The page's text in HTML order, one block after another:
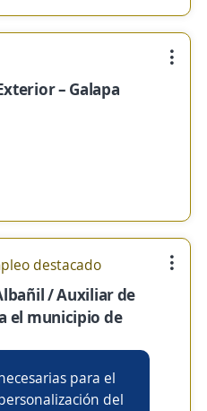
para el
del
– Galapa
destacado
/ Auxiliar de
el municipio de